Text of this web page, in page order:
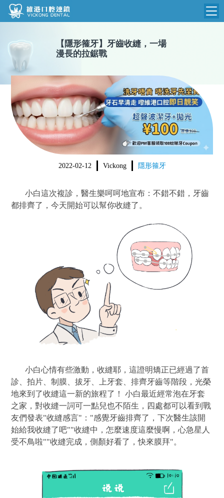
維港首頁
品牌介紹
環境設備
醫院新聞
收費標準
N
收費總表
植牙收費
根管收費
美學收費
箍牙收費
醫生團隊
門診時間
【 隱形箍牙】
牙齒收縫，一場
漫長的拉鋸戰
2022-02-12 Vickong 隱形箍牙
小白這次複診，醫生樂呵呵地宣布：不錯不錯，牙齒
都排齊了，今天開始可以幫你收縫了。
小白心情有些激動，收縫耶，這證明矯正已經過了首
診、拍片、制膜、拔牙、上牙套、排齊牙齒等階段，光榮
地來到了收縫這一新的旅程了！ 小白最近經常泡在牙套
之家，對收縫一詞可一點兒也不陌生，四處都可以看到戰
友們發表"收縫感言"："感覺牙齒排齊了，下次醫生該開
始給我收縫了吧""收縫中，怎麼速度這麼慢啊，心急星人
受不鳥啦""收縫完成，側顏好看了，快來膜拜"。